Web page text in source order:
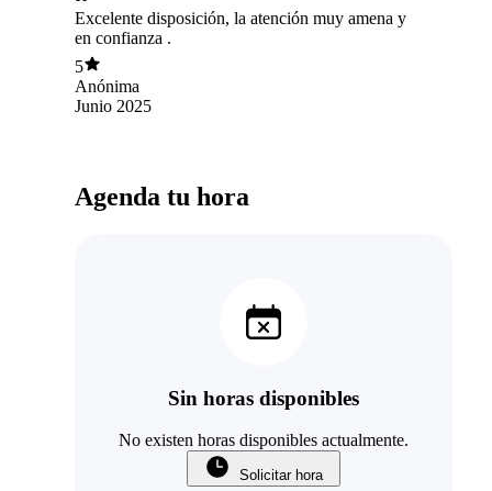
Excelente disposición, la atención muy amena y
en confianza .
5
Anónima
Junio 2025
Agenda tu hora
Sin horas disponibles
No existen horas disponibles actualmente.
Solicitar hora